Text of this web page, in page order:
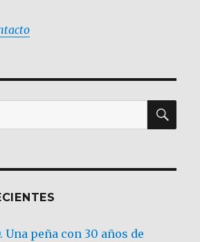
Una peña con 30 años de